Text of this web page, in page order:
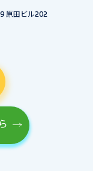
原田ビル202